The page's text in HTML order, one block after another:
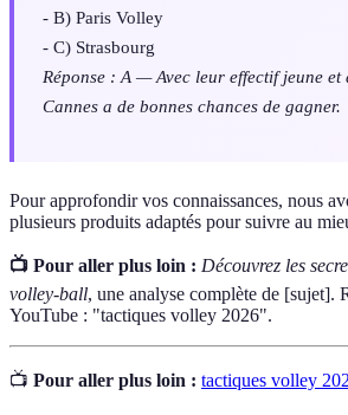
- B) Paris Volley
- C) Strasbourg
Réponse : A — Avec leur effectif jeune et
Cannes a de bonnes chances de gagner.
Pour approfondir vos connaissances, nous
plusieurs produits adaptés pour suivre au
📺 Pour aller plus loin : Découvrez les
volley-ball, une analyse complète de [sujet].
YouTube : "tactiques volley 2026".
📺 Pour aller plus loin : tactiques volley